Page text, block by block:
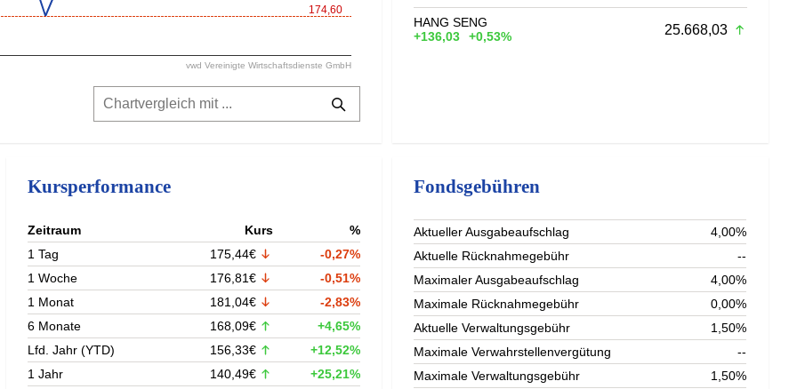
174,60
vwd Vereinigte Wirtschaftsdienste GmbH
HANG SENG
+136,03
+0,53% 25.668,03
Kursperformance
Zeitraum Kurs
%
1 Tag
175,44€
-0,27%
1 Woche
176,81€
-0,51%
1 Monat
181,04€
-2,83%
6 Monate
168,09€
+4,65%
Lfd. Jahr (YTD)
156,33€
+12,52%
1 Jahr
140,49€
+25,21%
Fondsgebühren
Aktueller Ausgabeaufschlag
4,00%
Aktuelle Rücknahmegebühr
--
Maximaler Ausgabeaufschlag
4,00%
Maximale Rücknahmegebühr
0,00%
Aktuelle Verwaltungsgebühr
1,50%
Maximale Verwahrstellenvergütung
--
Maximale Verwaltungsgebühr
1,50%